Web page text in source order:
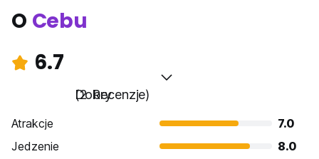
O Cebu
6.7
Dobry
(2 Recenzje)
Atrakcje
7.0
Jedzenie
8.0